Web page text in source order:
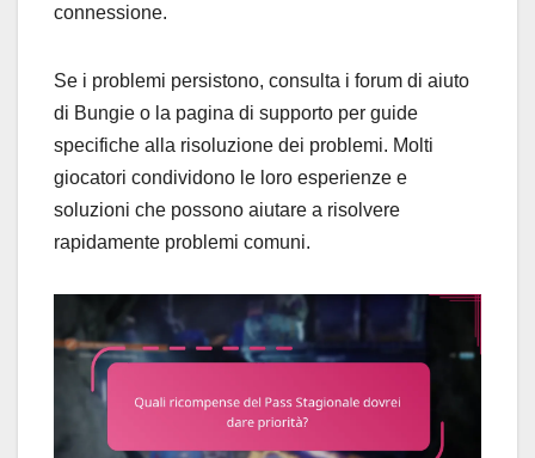
connessione.
Se i problemi persistono, consulta i forum di aiuto
di Bungie o la pagina di supporto per guide
specifiche alla risoluzione dei problemi. Molti
giocatori condividono le loro esperienze e
soluzioni che possono aiutare a risolvere
rapidamente problemi comuni.